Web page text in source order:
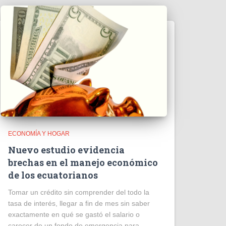
ECONOMÍA Y HOGAR
Nuevo estudio evidencia
brechas en el manejo económico
de los ecuatorianos
Tomar un crédito sin comprender del todo la
tasa de interés, llegar a fin de mes sin saber
exactamente en qué se gastó el salario o